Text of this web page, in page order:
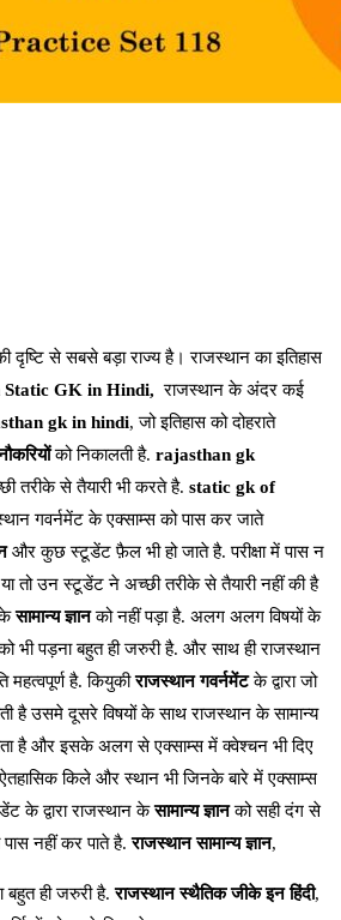
दृष्टि से सबसे बड़ा राज्य है। राजस्थान का इतिहास
Static GK in Hindi, राजस्थान के अंदर कई
gk in hindi, जो इतिहास को दोहराते
को निकालती है. rajasthan gk
तरीके से तैयारी भी करते है. static gk of
गवर्नमेंट के एक्साम्स को पास कर जाते
और कुछ स्टूडेंट फ़ैल भी हो जाते है. परीक्षा में पास न
तो उन स्टूडेंट ने अच्छी तरीके से तैयारी नहीं की है
सामान्य ज्ञानको नहीं पड़ा है. अलग अलग विषयों के
भी पड़ना बहुत ही जरुरी है. और साथ ही राजस्थान
महत्वपूर्ण है. कियुकीराजस्थान गवर्नमेंटके द्वारा जो
है उसमे दूसरे विषयों के साथ राजस्थान के सामान्य
है और इसके अलग से एक्साम्स में क्वेश्चन भी दिए
किले और स्थान भी जिनके बारे में एक्साम्स
के द्वारा राजस्थान केसामान्य ज्ञानको सही दंग से
पास नहीं कर पाते है.राजस्थान सामान्य ज्ञान,
बहुत ही जरुरी है.राजस्थान स्थैतिक जीके इन हिंदी,